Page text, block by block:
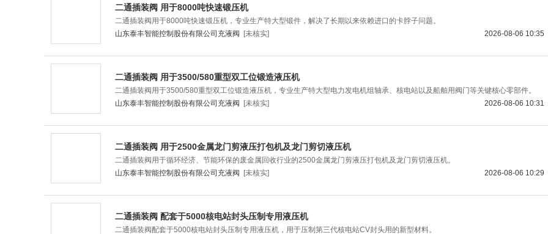
二通插装阀 用于8000吨快速锻压机
二通插装阀用于8000吨快速锻压机，专业生产特大型锻件，解决了长期以来依赖进口的卡脖子问题。
2026-08-06 10:35
山东泰丰智能控制股份有限公司充液阀 [未核实]
二通插装阀 用于3500/580重型双工位锻造液压机
二通插装阀用于3500/580重型双工位锻造液压机，专业生产特大型电力发电机组轴承、核电站以及船舶用阀门等关键核心零部件。
2026-08-06 10:31
山东泰丰智能控制股份有限公司充液阀 [未核实]
二通插装阀 用于2500金属龙门剪液压打包机及龙门剪切液压机
二通插装阀用于循环经济、节能环保的废金属回收行业的2500金属龙门剪液压打包机及龙门剪切液压机。
2026-08-06 10:29
山东泰丰智能控制股份有限公司充液阀 [未核实]
二通插装阀 配套于5000核电站封头压制专用液压机
二通插装阀配套于5000核电站封头压制专用液压机，用于压制第三代核电站CV封头用的新型材料。